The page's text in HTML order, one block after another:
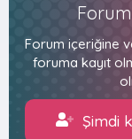
Forum içeriğine
foruma kayıt
Şimdi